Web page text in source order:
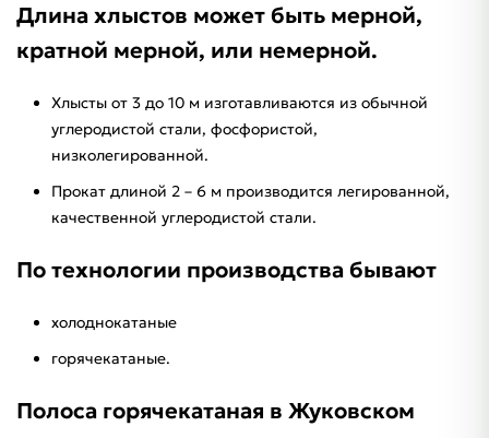
Длина хлыстов может быть мерной,
кратной мерной, или немерной.
Хлысты от 3 до 10 м изготавливаются из обычной
углеродистой стали, фосфористой,
низколегированной.
Прокат длиной 2 – 6 м производится легированной,
качественной углеродистой стали.
По технологии производства бывают
холоднокатаные
горячекатаные.
Полоса горячекатаная в Жуковском